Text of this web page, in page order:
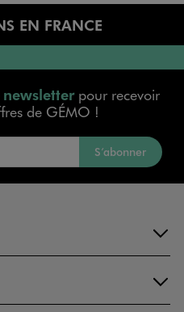
EN FRANCE
pour recevoir
de GÉMO !
S’abonner